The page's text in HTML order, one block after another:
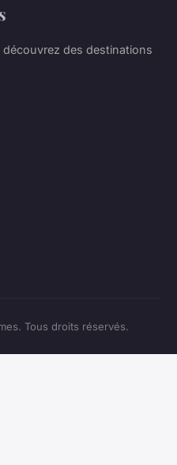
des destinations
Tous droits réservés.